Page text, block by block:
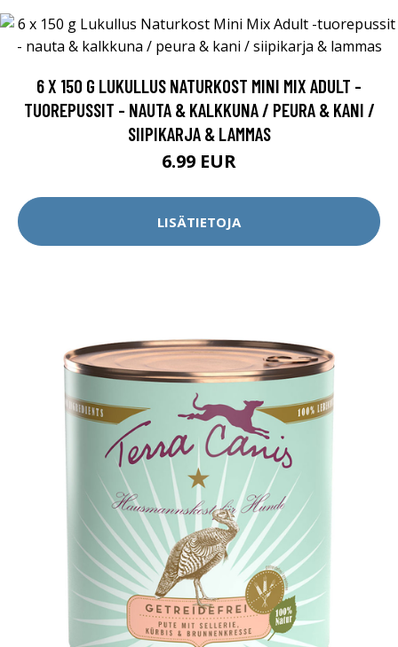
6 X 150 G LUKULLUS NATURKOST MINI MIX ADULT -
TUOREPUSSIT - NAUTA & KALKKUNA / PEURA & KANI /
SIIPIKARJA & LAMMAS
6.99 EUR
LISÄTIETOJA